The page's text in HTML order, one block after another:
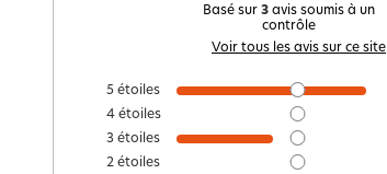
Basé sur3 avis soumis à un
contrôle
Voir tous les avis sur ce site
5 étoiles
4 étoiles
3 étoiles
2 étoiles